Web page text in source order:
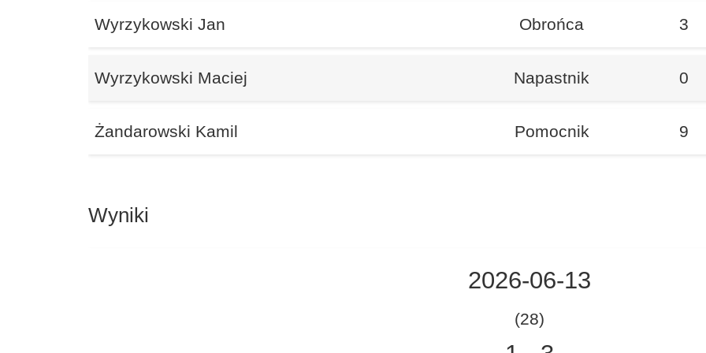
Wyrzykowski Jan Obrońca 3
Wyrzykowski Maciej Napastnik 0
Żandarowski Kamil Pomocnik 9
Wyniki
2026-06-13
(28)